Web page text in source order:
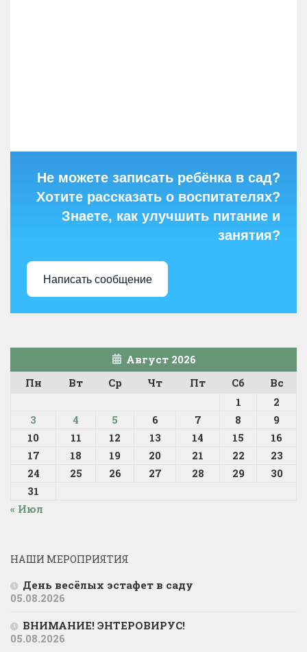
Не можете записать ребёнка в сад?
Хотите рассказать о воспитателях?
Знаете, как улучшить питание и
занятия?
Написать сообщение
Август 2026
Пн
Вт Ср Чт Пт Сб
Вс
1
2
3
4 5 6 7 8
9
10
11 12 13 14 15
16
17
18 19 20 21 22
23
24
25 26 27 28 29
30
31
« Июл
НАШИ МЕРОПРИЯТИЯ
День весёлых эстафет в саду
05.08.2026
ВНИМАНИЕ! ЭНТЕРОВИРУС!
05.08.2026